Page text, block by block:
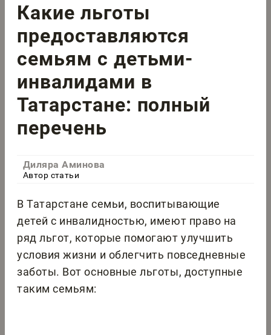
Какие льготы
предоставляются
семьям с детьми-
инвалидами в
Татарстане: полный
перечень
Диляра Аминова
Автор статьи
В Татарстане семьи, воспитывающие
детей с инвалидностью, имеют право на
ряд льгот, которые помогают улучшить
условия жизни и облегчить повседневные
заботы. Вот основные льготы, доступные
таким семьям: